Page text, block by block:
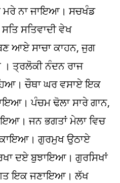
ਮਰੇ ਨਾ ਜਾਇਆ। ਸਚਖੰਡ
ਸਤਿਵਾਦੀ ਵੇਖ
ਆਏ ਸਾਚਾ ਕਾਹਨ, ਜੁਗ
ਤ੍ਰਲੋਕੀ ਨੰਦਨ ਰਾਜ
ਚੌਥਾ ਘਰ ਵਸਾਏ ਇਕ
ਪੰਚਮ ਢੋਲਾ ਸਾਰੇ ਗਾਨ,
ਜਨ ਭਗਤਾਂ ਮੇਲਾ ਵਿਚ
ਗੁਰਮੁਖ ਉਠਾਏ
ਦਏ ਬੁਝਾਇਆ। ਗੁਰਸਿਖਾਂ
ਇਕ ਜਣਾਇਆ। ਲੱਖ